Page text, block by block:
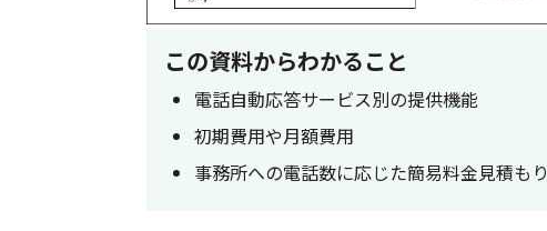
この資料からわかること
電話自動応答サービス別の提供機能
初期費用や月額費用
事務所への電話数に応じた簡易料金見積もり